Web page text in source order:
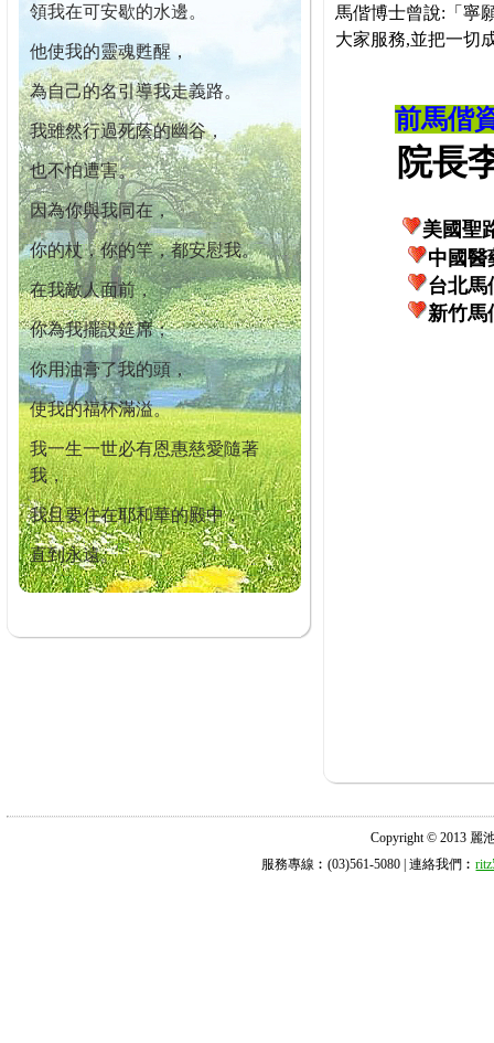
領我在可安歇的水邊。
他使我的靈魂甦醒，
為自己的名引導我走義路。
我雖然行過死蔭的幽谷，
也不怕遭害。
因為你與我同在，
你的杖，你的竿，都安慰我。
在我敵人面前，
你為我擺設筵席；
你用油膏了我的頭，
使我的福杯滿溢。
我一生一世必有恩惠慈愛隨著
我，
我且要住在耶和華的殿中，
直到永遠。
馬偕博士曾說:「寧
大家服務,並把一切
前馬偕
院長李
美國聖
中國醫
台北馬
新竹馬
Copyright © 2013 麗
服務專線︰(03)561-5080 | 連絡我們︰